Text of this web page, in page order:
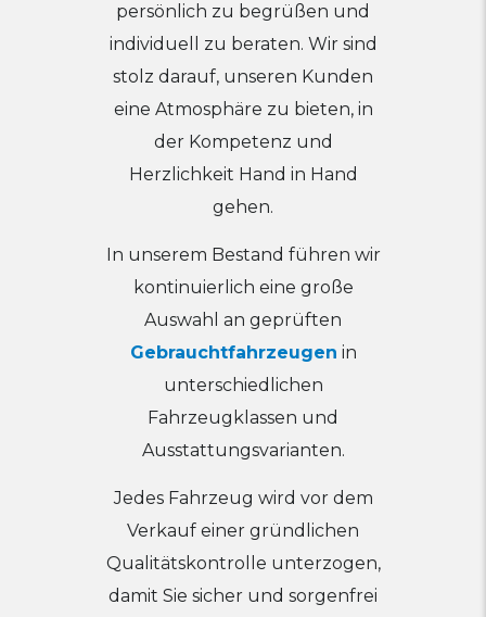
persönlich zu begrüßen und
individuell zu beraten. Wir sind
stolz darauf, unseren Kunden
eine Atmosphäre zu bieten, in
der Kompetenz und
Herzlichkeit Hand in Hand
gehen.
In unserem Bestand führen wir
kontinuierlich eine große
Auswahl an geprüften
Gebrauchtfahrzeugen in
unterschiedlichen
Fahrzeugklassen und
Ausstattungsvarianten.
Jedes Fahrzeug wird vor dem
Verkauf einer gründlichen
Qualitätskontrolle unterzogen,
damit Sie sicher und sorgenfrei